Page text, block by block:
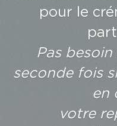
pour le
Pas
seconde fois
en
votre